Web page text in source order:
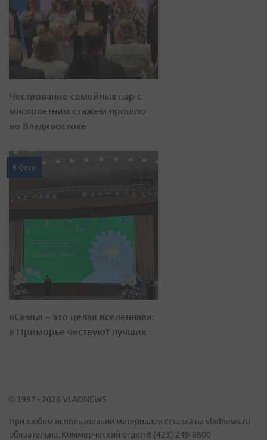
Чествование семейных пар с
многолетним стажем прошло
во Владивостоке
8 фото
«Семья – это целая вселенная»:
в Приморье чествуют лучших
© 1997 - 2026 VLADNEWS
При любом использовании материалов ссылка на vladnews.ru
обязательна. Коммерческий отдел 8 (423) 249-8800